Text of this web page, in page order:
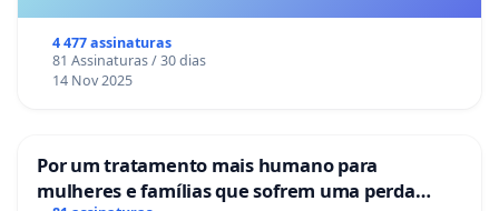
4 477 assinaturas
81 Assinaturas / 30 dias
14 Nov 2025
Por um tratamento mais humano para
mulheres e famílias que sofrem uma perda